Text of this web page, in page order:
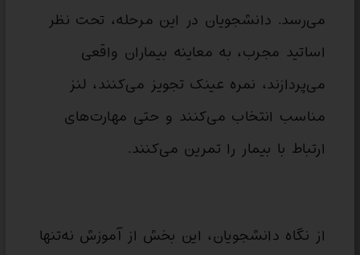
می‌رسد. دانشجویان در این مرحله، تحت نظر
اساتید مجرب، به معاینه بیماران واقعی
می‌پردازند، نمره عینک تجویز می‌کنند، لنز
مناسب انتخاب می‌کنند و حتی مهارت‌های
ارتباط با بیمار را تمرین می‌کنند.
از نگاه دانشجویان، این بخش از آموزش نه‌تنها